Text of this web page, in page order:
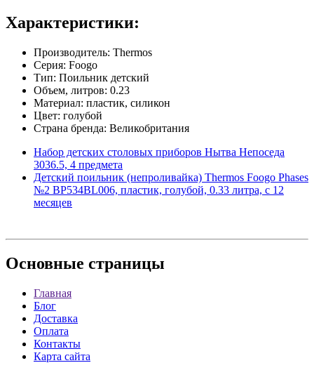
Характеристики:
Производитель: Thermos
Серия: Foogo
Тип: Поильник детский
Объем, литров: 0.23
Материал: пластик, силикон
Цвет: голубой
Страна бренда: Великобритания
Набор детских столовых приборов Нытва Непоседа
3036.5, 4 предмета
Детский поильник (непроливайка) Thermos Foogo Phases
№2 BP534BL006, пластик, голубой, 0.33 литра, с 12
месяцев
Основные страницы
Главная
Блог
Доставка
Оплата
Контакты
Карта сайта